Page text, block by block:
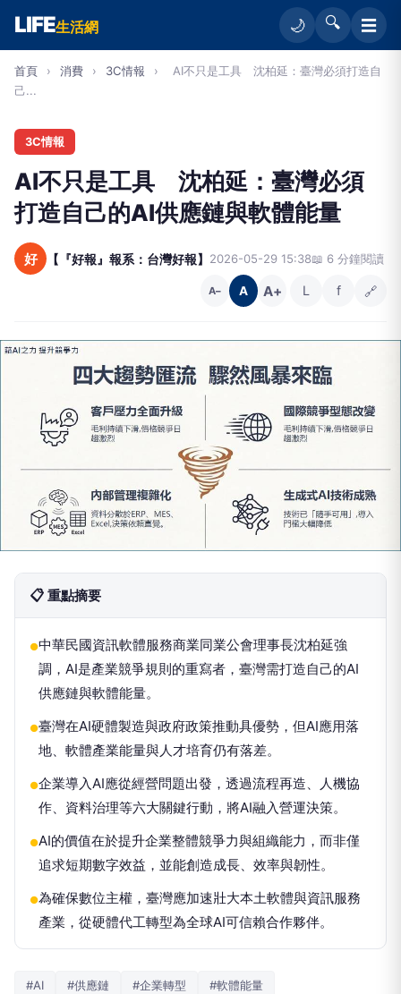
LIFE生活網 🌙 🔍 ☰
首頁 › 消費 › 3C情報 ›
AI不只是工具 沈柏延：臺灣必須打造自
己...
3C情報
AI不只是工具 沈柏延：臺灣必須
打造自己的AI供應鏈與軟體能量
好 【『好報』報系：台灣好報】 2026-05-29 15:38📖 6 分鐘閱讀
A− A A+ L f 🔗
📋 重點摘要
●中華民國資訊軟體服務商業同業公會理事長沈柏延強
調，AI是產業競爭規則的重寫者，臺灣需打造自己的AI
供應鏈與軟體能量。
●臺灣在AI硬體製造與政府政策推動具優勢，但AI應用落
地、軟體產業能量與人才培育仍有落差。
●企業導入AI應從經營問題出發，透過流程再造、人機協
作、資料治理等六大關鍵行動，將AI融入營運決策。
●AI的價值在於提升企業整體競爭力與組織能力，而非僅
追求短期數字效益，並能創造成長、效率與韌性。
●為確保數位主權，臺灣應加速壯大本土軟體與資訊服務
產業，從硬體代工轉型為全球AI可信賴合作夥伴。
#AI #供應鏈 #企業轉型 #軟體能量